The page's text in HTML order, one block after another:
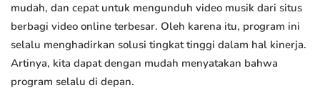
mudah, dan cepat untuk mengunduh video musik dari situs
berbagi video online terbesar. Oleh karena itu, program ini
selalu menghadirkan solusi tingkat tinggi dalam hal kinerja.
Artinya, kita dapat dengan mudah menyatakan bahwa
program selalu di depan.